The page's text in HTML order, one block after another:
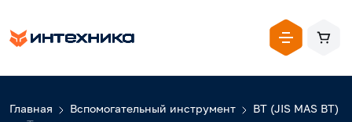
Главная Вспомогательный инструмент
BT (JIS MAS BT)